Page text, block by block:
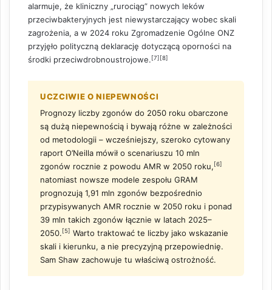
alarmuje, że kliniczny „rurociąg” nowych leków
przeciwbakteryjnych jest niewystarczający wobec skali
zagrożenia, a w 2024 roku Zgromadzenie Ogólne ONZ
przyjęło polityczną deklarację dotyczącą oporności na
środki przeciwdrobnoustrojowe. [7] [8]
UCZCIWIE O NIEPEWNOŚCI
Prognozy liczby zgonów do 2050 roku obarczone
są dużą niepewnością i bywają różne w zależności
od metodologii – wcześniejszy, szeroko cytowany
raport O’Neilla mówił o scenariuszu 10 mln
zgonów rocznie z powodu AMR w 2050 roku, [6]
natomiast nowsze modele zespołu GRAM
prognozują 1,91 mln zgonów bezpośrednio
przypisywanych AMR rocznie w 2050 roku i ponad
39 mln takich zgonów łącznie w latach 2025–
2050. [5] Warto traktować te liczby jako wskazanie
skali i kierunku, a nie precyzyjną przepowiednię.
Sam Shaw zachowuje tu właściwą ostrożność.